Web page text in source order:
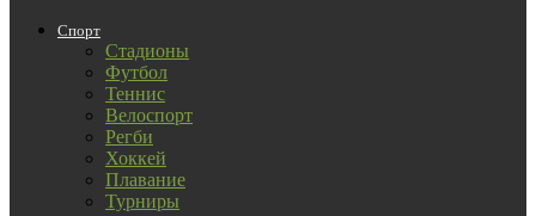
Спорт
Стадионы
Футбол
Теннис
Велоспорт
Регби
Хоккей
Плавание
Турниры